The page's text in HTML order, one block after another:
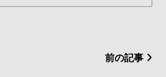
前の記事